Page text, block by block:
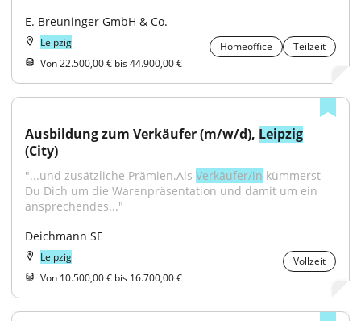
E. Breuninger GmbH & Co.
Leipzig Homeoffice
Teilzeit
Von 22.500,00 € bis 44.900,00 €
Ausbildung zum Verkäufer (m/w/d), Leipzig
(City)
"...und zusätzliche Prämien.Als Verkäufer/in kümmerst
Du Dich um die Warenpräsentation und damit um ein
ansprechendes..."
Deichmann SE
Leipzig
Vollzeit
Von 10.500,00 € bis 16.700,00 €